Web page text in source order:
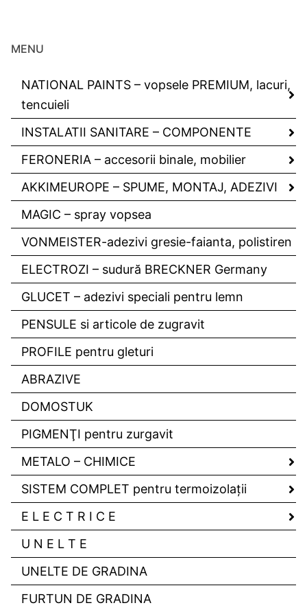
MENU
NATIONAL PAINTS – vopsele PREMIUM, lacuri,
tencuieli
INSTALATII SANITARE – COMPONENTE
FERONERIA – accesorii binale, mobilier
AKKIMEUROPE – SPUME, MONTAJ, ADEZIVI
MAGIC – spray vopsea
VONMEISTER-adezivi gresie-faianta, polistiren
ELECTROZI – sudură BRECKNER Germany
GLUCET – adezivi speciali pentru lemn
PENSULE si articole de zugravit
PROFILE pentru gleturi
ABRAZIVE
DOMOSTUK
PIGMENŢI pentru zurgavit
METALO – CHIMICE
SISTEM COMPLET pentru termoizolaţii
E L E C T R I C E
U N E L T E
UNELTE DE GRADINA
FURTUN DE GRADINA